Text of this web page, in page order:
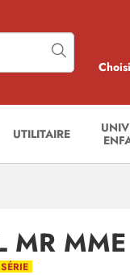
UTILITAIRE
MR MME